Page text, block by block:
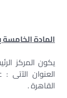
المادة
يكون المركز
العنوان
القاهرة .